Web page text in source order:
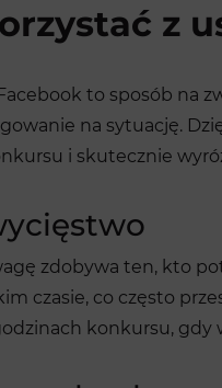
z
to sposób na
na sytuację.
i skutecznie
zdobywa ten, kto
czasie, co często
konkursu, gdy